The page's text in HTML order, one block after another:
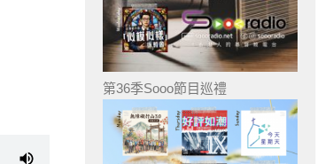
第36季Sooo節目巡禮